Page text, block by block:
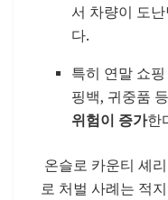
서 차량이 도
다.
특히 연말 쇼
핑백, 귀중품
위험이 증가한
온슬로 카운티 셰
로 처벌 사례는 적